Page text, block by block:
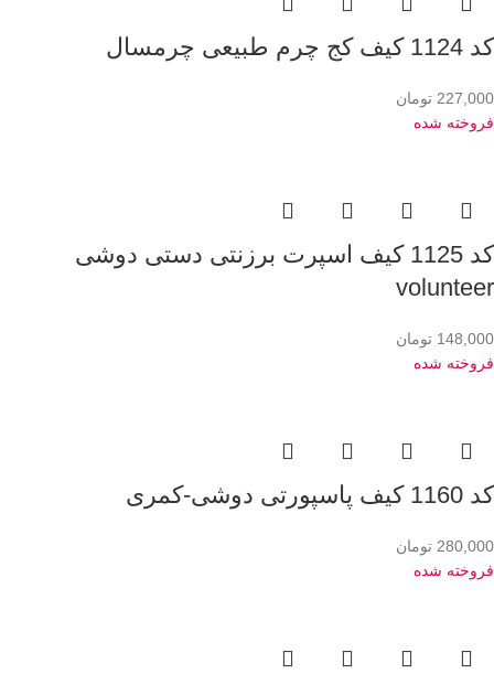
کد 1124 کیف کج چرم طبیعی چرمسال
227,000 تومان
فروخته شده
کد 1125 کیف اسپرت برزنتی دستی دوشی
volunteer
148,000 تومان
فروخته شده
کد 1160 کیف پاسپورتی دوشی-کمری
280,000 تومان
فروخته شده